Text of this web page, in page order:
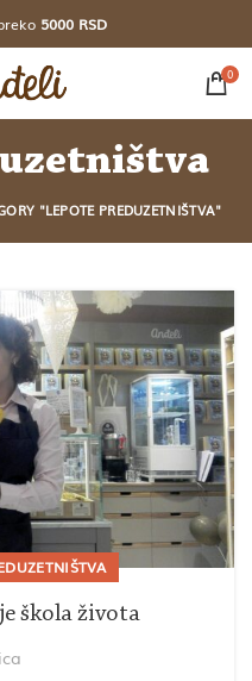
5000 RSD
0
"LEPOTE PREDUZETNIŠTVA"
škola života